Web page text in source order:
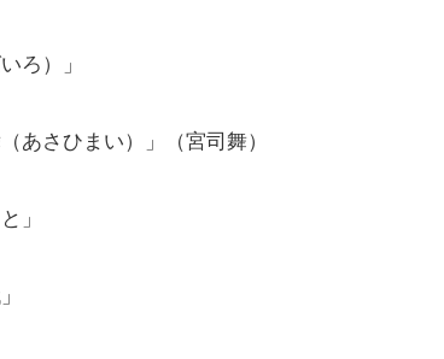
ろ）」
あさひまい）」（宮司舞）
」